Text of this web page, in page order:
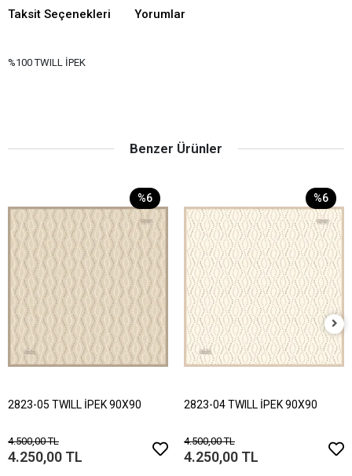
Taksit Seçenekleri Yorumlar
%100 TWILL İPEK
Benzer Ürünler
%6
2823-05 TWILL İPEK 90X90
4.500,00 TL
4.250,00 TL
%6
2823-04 TWILL İPEK 90X90
4.500,00 TL
4.250,00 TL